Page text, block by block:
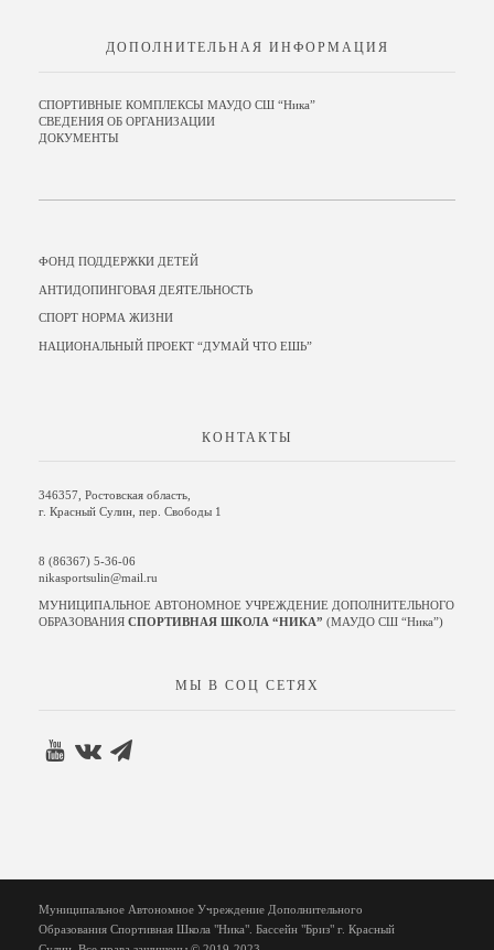
ДОПОЛНИТЕЛЬНАЯ ИНФОРМАЦИЯ
СПОРТИВНЫЕ КОМПЛЕКСЫ МАУДО СШ “Ника”
СВЕДЕНИЯ ОБ ОРГАНИЗАЦИИ
ДОКУМЕНТЫ
ФОНД ПОДДЕРЖКИ ДЕТЕЙ
АНТИДОПИНГОВАЯ ДЕЯТЕЛЬНОСТЬ
СПОРТ НОРМА ЖИЗНИ
НАЦИОНАЛЬНЫЙ ПРОЕКТ “ДУМАЙ ЧТО ЕШЬ”
КОНТАКТЫ
346357, Ростовская область,
г. Красный Сулин, пер. Свободы 1
8 (86367) 5-36-06
nikasportsulin@mail.ru
МУНИЦИПАЛЬНОЕ АВТОНОМНОЕ УЧРЕЖДЕНИЕ ДОПОЛНИТЕЛЬНОГО
ОБРАЗОВАНИЯ СПОРТИВНАЯ ШКОЛА “НИКА” (МАУДО СШ “Ника”)
МЫ В СОЦ СЕТЯХ
Муниципальное Автономное Учреждение Дополнительного
Образования Спортивная Школа "Ника". Бассейн "Бриз" г. Красный